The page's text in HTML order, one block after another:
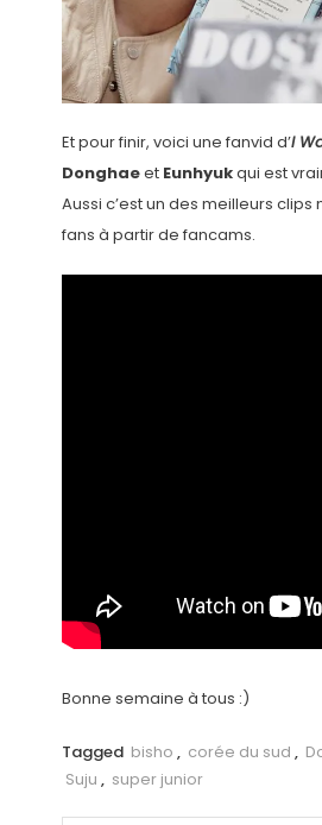
Et pour finir, voici une fanvid d’I
Donghaeet Eunhyukqui est
Aussi c’est un des meilleurs
fans à partir de fancams.
Bonne semaine à tous :)
Tagged bisho , corée du sud ,
Suju , super junior